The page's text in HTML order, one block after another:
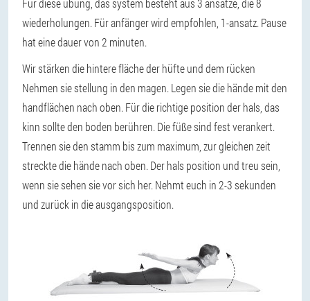
Für diese übung, das system besteht aus 3 ansätze, die 8
wiederholungen. Für anfänger wird empfohlen, 1-ansatz. Pause
hat eine dauer von 2 minuten.
Wir stärken die hintere fläche der hüfte und dem rücken
Nehmen sie stellung in den magen. Legen sie die hände mit den
handflächen nach oben. Für die richtige position der hals, das
kinn sollte den boden berühren. Die füße sind fest verankert.
Trennen sie den stamm bis zum maximum, zur gleichen zeit
streckte die hände nach oben. Der hals position und treu sein,
wenn sie sehen sie vor sich her. Nehmt euch in 2-3 sekunden
und zurück in die ausgangsposition.